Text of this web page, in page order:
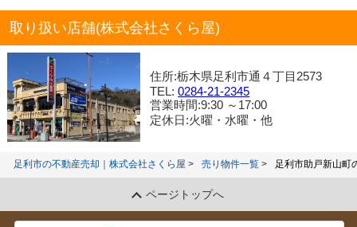
取り扱い店舗(株式会社さくら屋)
住所:栃木県足利市通４丁目2573
TEL:0284-21-2345
営業時間:9:30 ～17:00
定休日:火曜・水曜・他
足利市の不動産売却｜株式会社さくら屋 売り物件一覧 足利市助戸新山町
ページトップへ